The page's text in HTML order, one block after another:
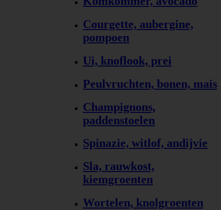
Courgette, aubergine,
pompoen
Ui, knoflook, prei
Peulvruchten, bonen, mais
Champignons,
paddenstoelen
Spinazie, witlof, andijvie
Sla, rauwkost,
kiemgroenten
Wortelen, knolgroenten